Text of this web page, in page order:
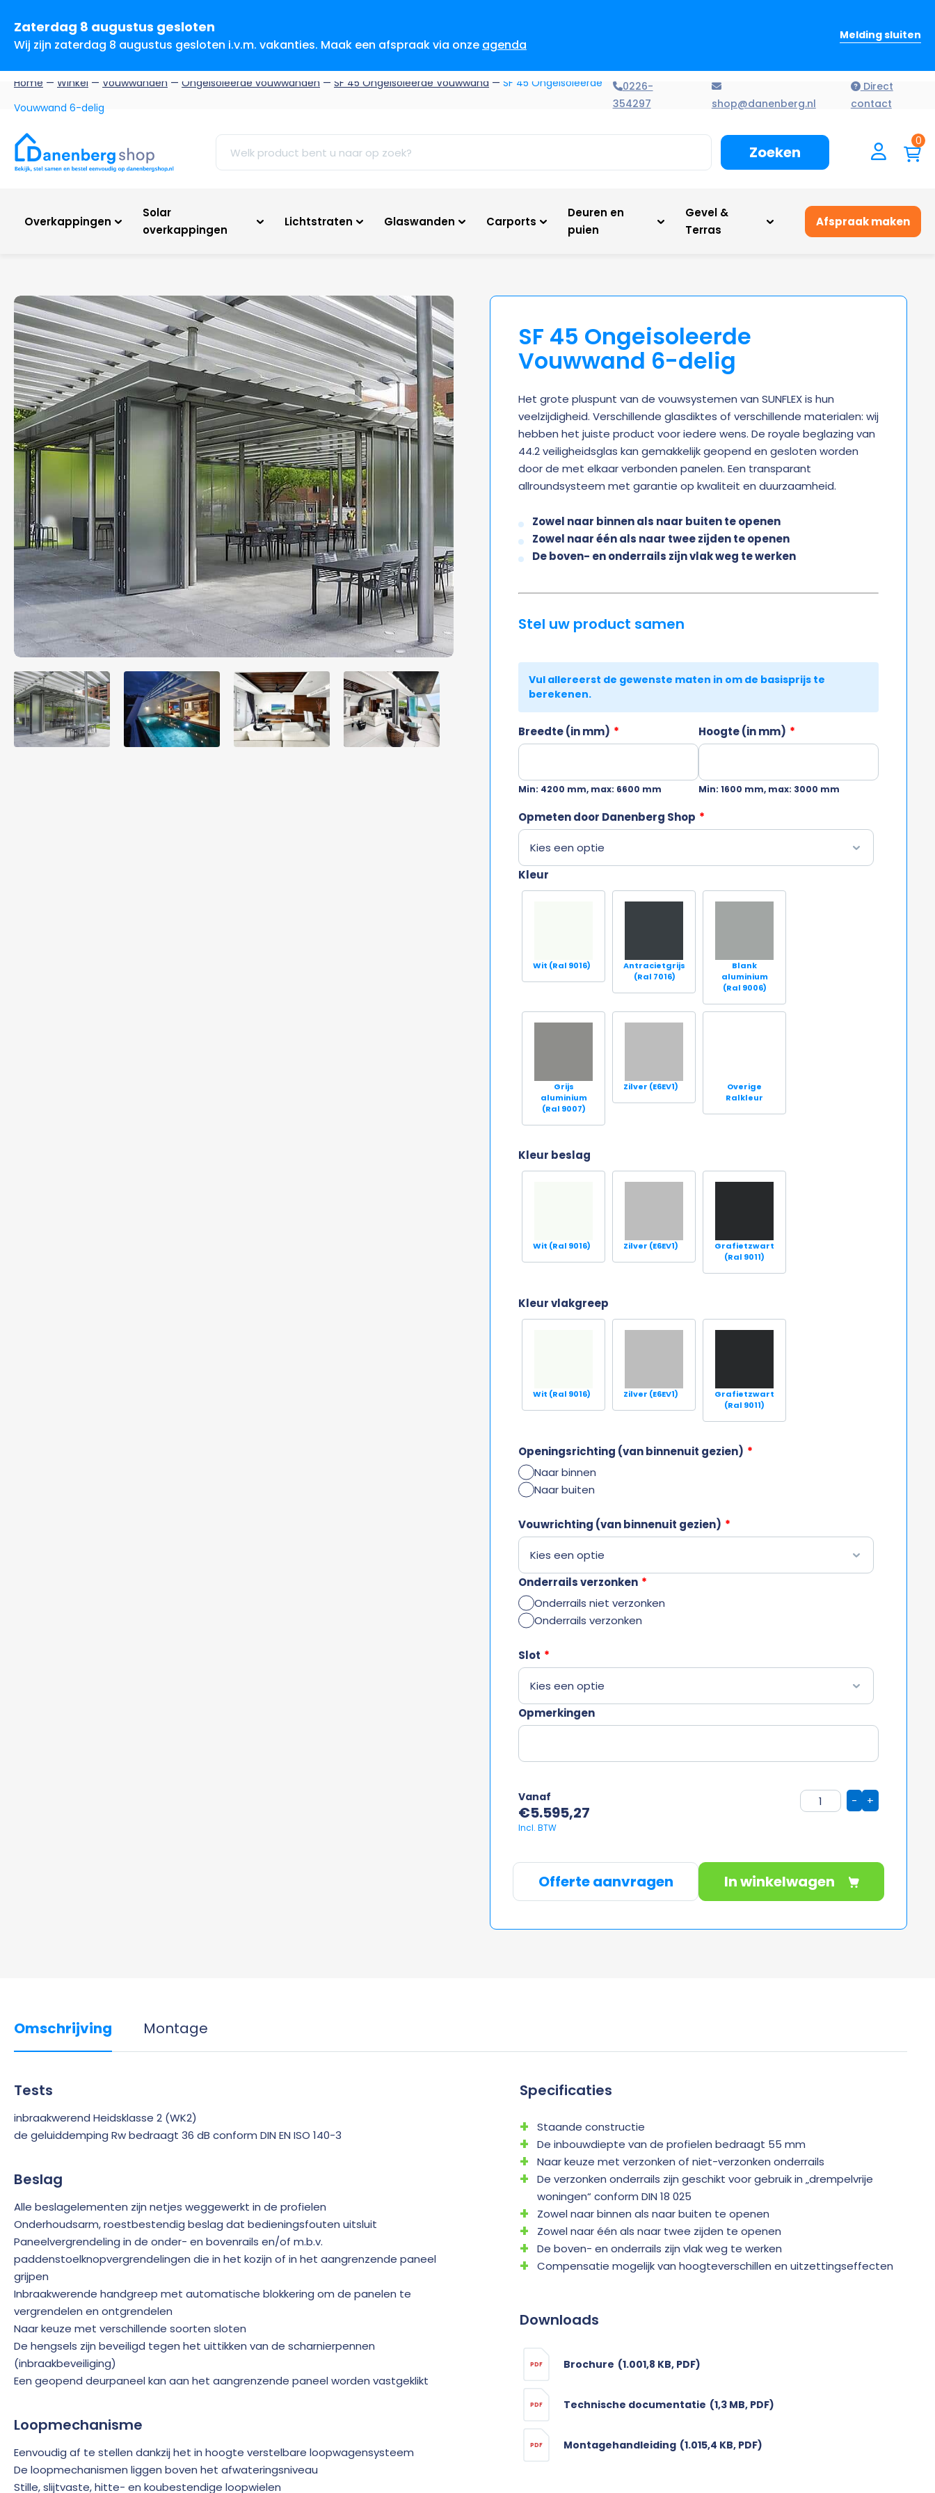
Zaterdag 8 augustus gesloten
Wij zijn zaterdag 8 augustus gesloten i.v.m. vakanties. Maak een afspraak via onze agenda
Melding sluiten
Home — Winkel — Vouwwanden — Ongeïsoleerde vouwwanden — SF 45 Ongeisoleerde Vouwwand — SF 45 Ongeisoleerde
Vouwwand 6-delig
0226-
354297
shop@danenberg.nl
Direct
contact
Zoeken
0
Overkappingen
Solar
overkappingen
Lichtstraten Glaswanden Carports
Deuren en
puien
Gevel &
Terras
Afspraak maken
SF 45 Ongeisoleerde
Vouwwand 6-delig
Het grote pluspunt van de vouwsystemen van SUNFLEX is hun
veelzijdigheid. Verschillende glasdiktes of verschillende materialen: wij
hebben het juiste product voor iedere wens. De royale beglazing van
44.2 veiligheidsglas kan gemakkelijk geopend en gesloten worden
door de met elkaar verbonden panelen. Een transparant
allroundsysteem met garantie op kwaliteit en duurzaamheid.
Zowel naar binnen als naar buiten te openen
Zowel naar één als naar twee zijden te openen
De boven- en onderrails zijn vlak weg te werken
Stel uw product samen
*
Breedte (in mm)
Min: 4200 mm, max: 6600 mm
*
Hoogte (in mm)
Min: 1600 mm, max: 3000 mm
*
Opmeten door Danenberg Shop
Kleur
Wit (Ral 9016)
Antracietgrijs
(Ral 7016)
Blank
aluminium
(Ral 9006)
Grijs
aluminium
(Ral 9007)
Zilver (E6EV1)
Overige
Ralkleur
Kleur beslag
Wit (Ral 9016) Zilver (E6EV1)
Grafietzwart
(Ral 9011)
Kleur vlakgreep
Wit (Ral 9016) Zilver (E6EV1)
Grafietzwart
(Ral 9011)
*
Openingsrichting (van binnenuit gezien)
Naar binnen
Naar buiten
*
Vouwrichting (van binnenuit gezien)
*
Onderrails verzonken
Onderrails niet verzonken
Onderrails verzonken
*
Slot
Opmerkingen
Vanaf
€5.595,27
+
-
Offerte aanvragen In winkelwagen
Omschrijving Montage
Tests
inbraakwerend Heidsklasse 2 (WK2)
de geluiddemping Rw bedraagt 36 dB conform DIN EN ISO 140-3
Beslag
Alle beslagelementen zijn netjes weggewerkt in de profielen
Onderhoudsarm, roestbestendig beslag dat bedieningsfouten uitsluit
Paneelvergrendeling in de onder- en bovenrails en/of m.b.v.
paddenstoelknopvergrendelingen die in het kozijn of in het aangrenzende paneel
grijpen
Inbraakwerende handgreep met automatische blokkering om de panelen te
vergrendelen en ontgrendelen
Naar keuze met verschillende soorten sloten
De hengsels zijn beveiligd tegen het uittikken van de scharnierpennen
(inbraakbeveiliging)
Een geopend deurpaneel kan aan het aangrenzende paneel worden vastgeklikt
Loopmechanisme
Eenvoudig af te stellen dankzij het in hoogte verstelbare loopwagensysteem
De loopmechanismen liggen boven het afwateringsniveau
Stille, slijtvaste, hitte- en koubestendige loopwielen
Specificaties
Staande constructie
De inbouwdiepte van de profielen bedraagt 55 mm
Naar keuze met verzonken of niet-verzonken onderrails
De verzonken onderrails zijn geschikt voor gebruik in „drempelvrije
woningen“ conform DIN 18 025
Zowel naar binnen als naar buiten te openen
Zowel naar één als naar twee zijden te openen
De boven- en onderrails zijn vlak weg te werken
Compensatie mogelijk van hoogteverschillen en uitzettingseffecten
Downloads
PDF Brochure (1.001,8 KB, PDF)
PDF Technische documentatie (1,3 MB, PDF)
PDF Montagehandleiding (1.015,4 KB, PDF)